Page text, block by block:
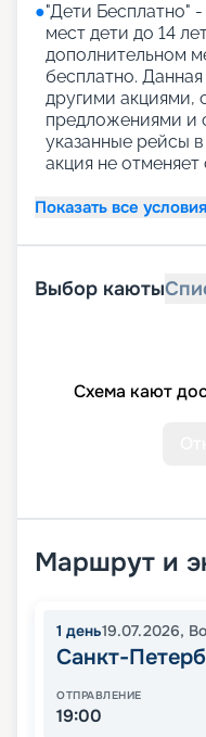
●"Дети Бесплатно"
мест дети до 14
дополнительном
бесплатно.
другими акциями,
предложениями и
указанные рейсы
акция не отменяет
Показать все условия
Выбор каюты
Схема кают
Маршрут и
1 день19.07.2026,
Санкт-
ОТПРАВЛЕНИЕ
19:00